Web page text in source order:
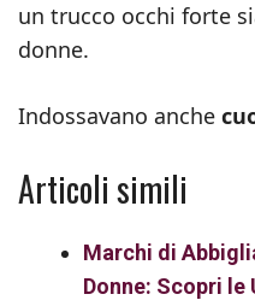
un trucco occhi forte
donne.
Indossavano anche
Articoli simili
Marchi di
Donne: Scopri le